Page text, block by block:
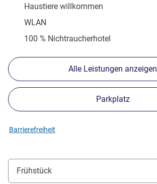
Haustiere willkommen
WLAN
100 % Nichtraucherhotel
Alle Leistungen anzeigen
Parkplatz
Barrierefreiheit
Frühstück